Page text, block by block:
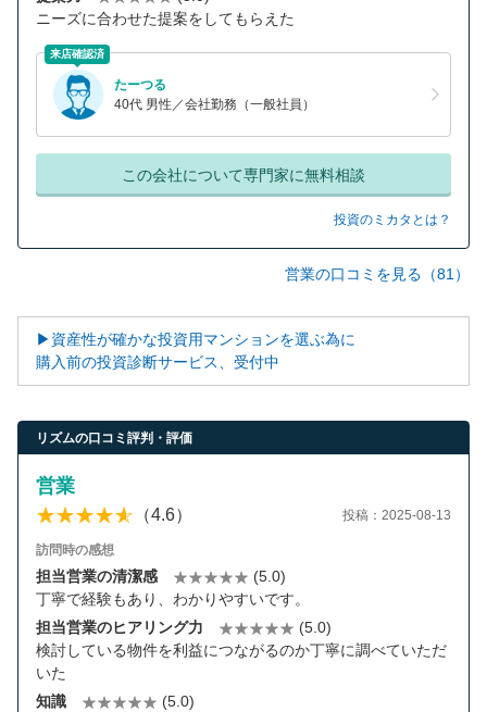
ニーズに合わせた提案をしてもらえた
来店確認済
たーつる
40代 男性／会社勤務（一般社員）
この会社について専門家に無料相談
投資のミカタとは？
営業の口コミを見る（81）
▶資産性が確かな投資用マンションを選ぶ為に
購入前の投資診断サービス、受付中
リズムの口コミ評判・評価
営業
（4.6） 投稿：2025-08-13
訪問時の感想
担当営業の清潔感
(5.0)
丁寧で経験もあり、わかりやすいです。
担当営業のヒアリング力
(5.0)
検討している物件を利益につながるのか丁寧に調べていただ
いた
知識
(5.0)